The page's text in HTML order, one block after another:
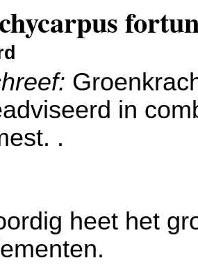
in
.
heet het